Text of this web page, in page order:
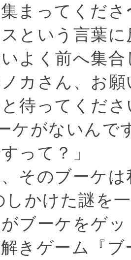
まってくださ
という言葉
よく前へ集合
ノカさん、お
と待ってくだ
ケがないんで
って？」
、そのブーケ
しかけた謎を
ブーケをゲ
きゲーム『